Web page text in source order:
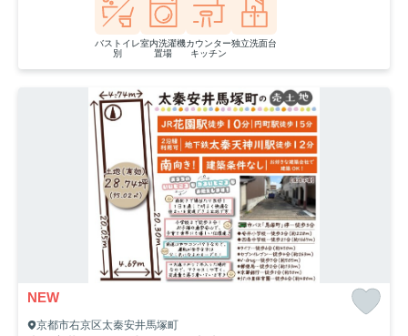
バストイレ
別
室内洗濯機
置場
カウンター
キッチン
独立洗面台
NEW
京都市右京区太秦安井馬塚町